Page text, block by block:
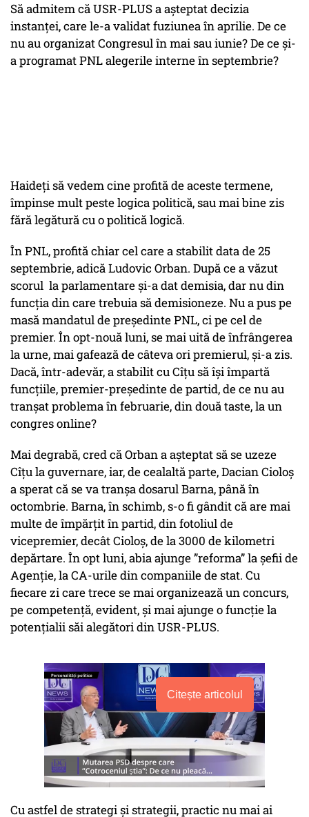
Să admitem că USR-PLUS a așteptat decizia
instanței, care le-a validat fuziunea în aprilie. De ce
nu au organizat Congresul în mai sau iunie? De ce și-
a programat PNL alegerile interne în septembrie?
Haideți să vedem cine profită de aceste termene,
împinse mult peste logica politică, sau mai bine zis
fără legătură cu o politică logică.
În PNL, profită chiar cel care a stabilit data de 25
septembrie, adică Ludovic Orban. După ce a văzut
scorul la parlamentare și-a dat demisia, dar nu din
funcția din care trebuia să demisioneze. Nu a pus pe
masă mandatul de președinte PNL, ci pe cel de
premier. În opt-nouă luni, se mai uită de înfrângerea
la urne, mai gafează de câteva ori premierul, și-a zis.
Dacă, într-adevăr, a stabilit cu Cîțu să își împartă
funcțiile, premier-președinte de partid, de ce nu au
tranșat problema în februarie, din două taste, la un
congres online?
Mai degrabă, cred că Orban a așteptat să se uzeze
Cîțu la guvernare, iar, de cealaltă parte, Dacian Cioloș
a sperat că se va tranșa dosarul Barna, până în
octombrie. Barna, în schimb, s-o fi gândit că are mai
multe de împărțit în partid, din fotoliul de
vicepremier, decât Cioloș, de la 3000 de kilometri
depărtare. În opt luni, abia ajunge ”reforma” la șefii de
Agenție, la CA-urile din companiile de stat. Cu
fiecare zi care trece se mai organizează un concurs,
pe competență, evident, și mai ajunge o funcție la
potențialii săi alegători din USR-PLUS.
Citește articolul
Cu astfel de strategi și strategii, practic nu mai ai